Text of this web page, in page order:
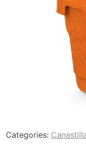
Categories: